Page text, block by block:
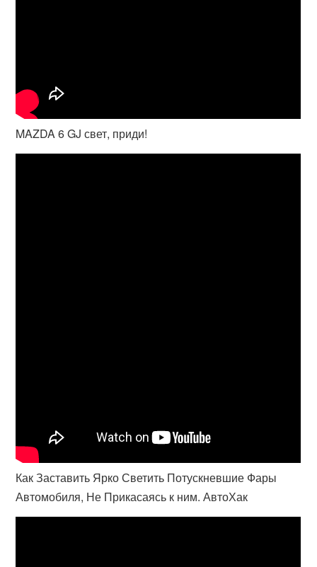
MAZDA 6 GJ свет, приди!
Как Заставить Ярко Светить Потускневшие Фары
Автомобиля, Не Прикасаясь к ним. АвтоХак